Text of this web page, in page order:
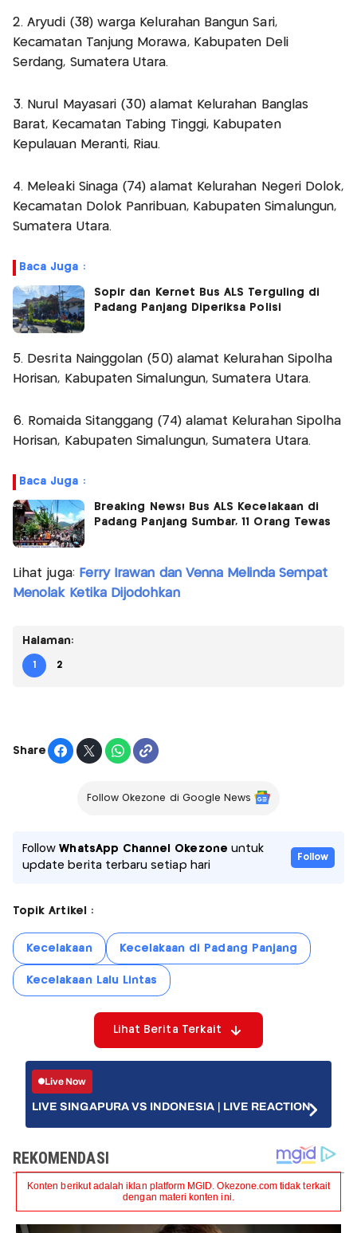
2. Aryudi (38) warga Kelurahan Bangun Sari,
Kecamatan Tanjung Morawa, Kabupaten Deli
Serdang, Sumatera Utara.
3. Nurul Mayasari (30) alamat Kelurahan Banglas
Barat, Kecamatan Tabing Tinggi, Kabupaten
Kepulauan Meranti, Riau.
4. Meleaki Sinaga (74) alamat Kelurahan Negeri Dolok,
Kecamatan Dolok Panribuan, Kabupaten Simalungun,
Sumatera Utara.
Baca Juga :
Sopir dan Kernet Bus ALS Terguling di
Padang Panjang Diperiksa Polisi
5. Desrita Nainggolan (50) alamat Kelurahan Sipolha
Horisan, Kabupaten Simalungun, Sumatera Utara.
6. Romaida Sitanggang (74) alamat Kelurahan Sipolha
Horisan, Kabupaten Simalungun, Sumatera Utara.
Baca Juga :
Breaking News! Bus ALS Kecelakaan di
Padang Panjang Sumbar, 11 Orang Tewas
Lihat juga: Ferry Irawan dan Venna Melinda Sempat
Menolak Ketika Dijodohkan
Halaman:
1 2
Share
Follow Okezone di Google News
FollowWhatsApp Channel Okezone untuk
update berita terbaru setiap hari
Follow
Topik Artikel :
Kecelakaan Kecelakaan di Padang Panjang
Kecelakaan Lalu Lintas
Lihat Berita Terkait
Live Now
LIVE SINGAPURA VS INDONESIA | LIVE REACTION